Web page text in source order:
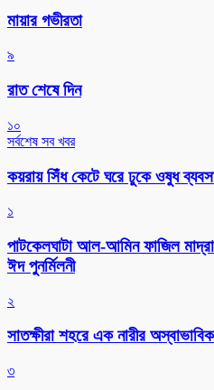
মায়ার গভীরতা
৯
রাত শেষে দিন
১০
সর্বশেষ সব খবর
কয়রায় সিঁধ কেটে ঘরে ঢুকে ওষুধ
১
পাটকেলঘাটা আল-আমিন ফাজিল
ঈদ পুনর্মিলনী
২
সাতক্ষীরা শহরে এক নারীর
৩